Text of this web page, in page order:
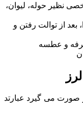
نظیر حوله، لیوان،
از توالت رفتن و
و عطسه
صورت می گیرد عبارتد